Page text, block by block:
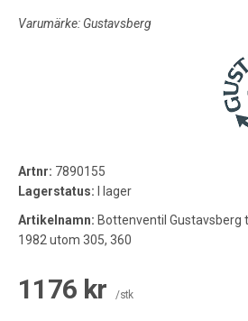
Varumärke: Gustavsberg
Artnr: 7890155
Lagerstatus: I lager
Artikelnamn: Bottenventil Gustavsberg
1982 utom 305, 360
1176 kr /stk